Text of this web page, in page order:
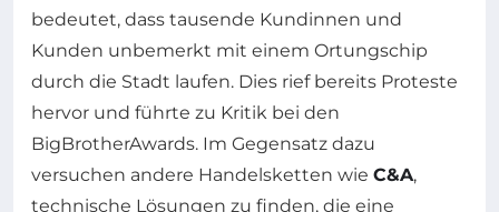
bedeutet, dass tausende Kundinnen und
Kunden unbemerkt mit einem Ortungschip
durch die Stadt laufen. Dies rief bereits Proteste
hervor und führte zu Kritik bei den
BigBrotherAwards. Im Gegensatz dazu
versuchen andere Handelsketten wie C&A,
technische Lösungen zu finden, die eine